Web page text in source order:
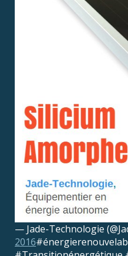
— Jade-Technologie
2016